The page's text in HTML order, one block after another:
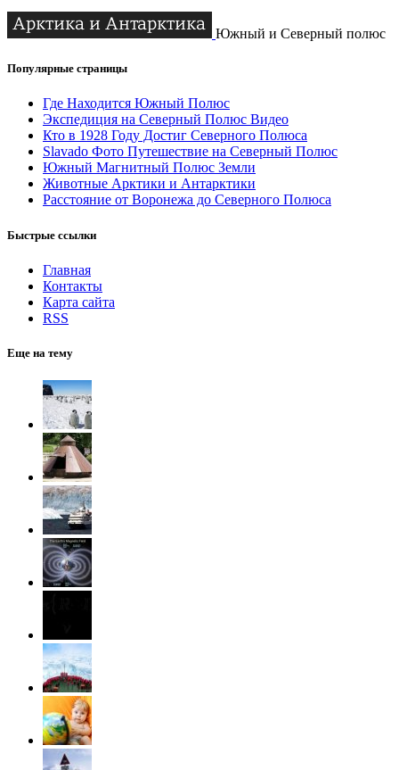
Южный и Северный полюс
Популярные страницы
Где Находится Южный Полюс
Экспедиция на Северный Полюс Видео
Кто в 1928 Году Достиг Северного Полюса
Slavado Фото Путешествие на Северный Полюс
Южный Магнитный Полюс Земли
Животные Арктики и Антарктики
Расстояние от Воронежа до Северного Полюса
Быстрые ссылки
Главная
Контакты
Карта сайта
RSS
Еще на тему